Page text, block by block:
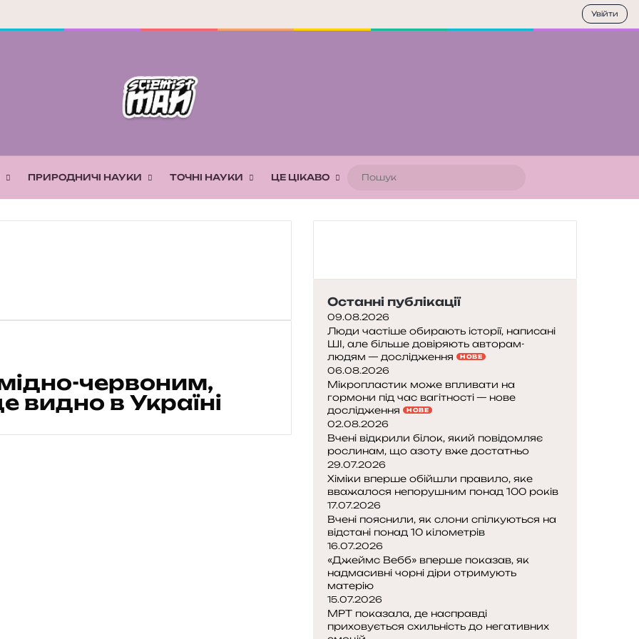
ПРИРОДНИЧІ НАУКИ ТОЧНІ НАУКИ ЦЕ ЦІКАВО
червоним,
видно в Україні
Останні публікації
09.08.2026
Люди частіше обирають історії, написані
ШІ, але більше довіряють авторам-
людям — дослідження
НОВЕ
06.08.2026
Мікропластик може впливати на
гормони під час вагітності — нове
дослідження
НОВЕ
02.08.2026
Вчені відкрили білок, який повідомляє
рослинам, що азоту вже достатньо
29.07.2026
Хіміки вперше обійшли правило, яке
вважалося непорушним понад 100 років
17.07.2026
Вчені пояснили, як слони спілкуються на
відстані понад 10 кілометрів
16.07.2026
«Джеймс Вебб» вперше показав, як
надмасивні чорні діри отримують
матерію
15.07.2026
МРТ показала, де насправді
приховується схильність до негативних
Увійти